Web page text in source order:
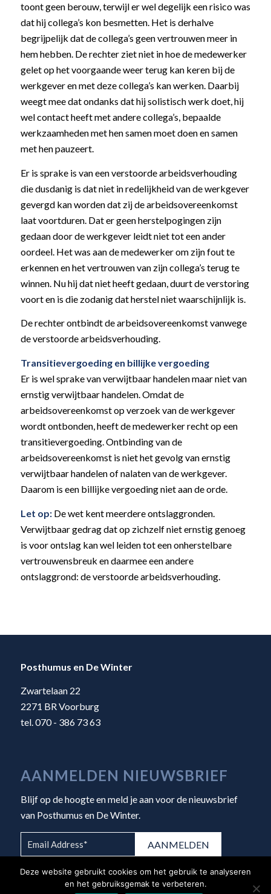
toont geen berouw, terwijl er wel degelijk een risico was
dat hij collega’s kon besmetten. Het is derhalve
begrijpelijk dat de collega’s geen vertrouwen meer in
hem hebben. De rechter ziet niet in hoe de medewerker
gelet op het voorgaande weer terug kan keren bij de
werkgever en met deze collega’s kan werken. Daarbij
weegt mee dat ondanks dat hij solistisch werk doet, hij
wel contact heeft met andere collega’s, bepaalde
werkzaamheden met hen samen moet doen en samen
met hen pauzeert.
Er is sprake is van een verstoorde arbeidsverhouding
die dusdanig is dat niet in redelijkheid van de werkgever
gevergd kan worden dat zij de arbeidsovereenkomst
laat voortduren. Dat er geen herstelpogingen zijn
gedaan door de werkgever leidt niet tot een ander
oordeel. Het was aan de medewerker om zijn fout te
erkennen en het vertrouwen van zijn collega’s terug te
winnen. Nu hij dat niet heeft gedaan, duurt de verstoring
voort en is die zodanig dat herstel niet waarschijnlijk is.
De rechter ontbindt de arbeidsovereenkomst vanwege
de verstoorde arbeidsverhouding.
Transitievergoeding en billijke vergoeding
Er is wel sprake van verwijtbaar handelen maar niet van
ernstig verwijtbaar handelen. Omdat de
arbeidsovereenkomst op verzoek van de werkgever
wordt ontbonden, heeft de medewerker recht op een
transitievergoeding. Ontbinding van de
arbeidsovereenkomst is niet het gevolg van ernstig
verwijtbaar handelen of nalaten van de werkgever.
Daarom is een billijke vergoeding niet aan de orde.
Let op:De wet kent meerdere ontslaggronden.
Verwijtbaar gedrag dat op zichzelf niet ernstig genoeg
is voor ontslag kan wel leiden tot een onherstelbare
vertrouwensbreuk en daarmee een andere
ontslaggrond: de verstoorde arbeidsverhouding.
Posthumus en De Winter
Zwartelaan 22
2271 BR Voorburg
tel. 070 - 386 73 63
AANMELDEN NIEUWSBRIEF
Blijf op de hoogte en meld je aan voor de nieuwsbrief
van Posthumus en De Winter.
Deze website gebruikt cookies om het gebruik te analyseren
en het gebruiksgemak te verbeteren.